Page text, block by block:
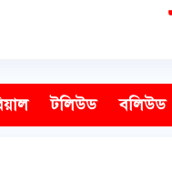
টলিউড বলিউড